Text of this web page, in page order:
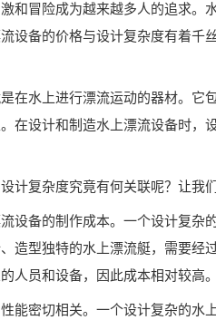
和冒险成为越来越多人的追求
设备的价格与设计复杂度有着千
在水上进行漂流运动的器材。
在设计和制造水上漂流设备时
计复杂度究竟有何关联呢？让我
设备的制作成本。一个设计复
造型独特的水上漂流艇，需要
人员和设备，因此成本相对较高
能密切相关。一个设计复杂的